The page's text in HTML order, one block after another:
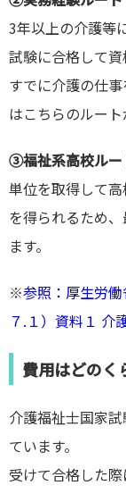
3年以上の介護等
試験に合格して資
すでに介護の仕
はこちらのルート
③福祉系高校ルー
単位を取得して
を得られるため
ます。
※参照：厚生労
７.１）資料１ 介
費用はどのく
介護福祉士国家
ています。
受けて合格した際